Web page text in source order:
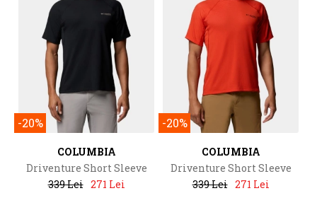
-20%
COLUMBIA
Driventure Short Sleeve
339 Lei 271 Lei
-20%
COLUMBIA
Driventure Short Sleeve
339 Lei 271 Lei